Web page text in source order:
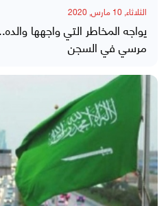
الثلاثاء, 10 مارس, 2020
يواجه المخاطر التي واجهها
مرسي في السجن